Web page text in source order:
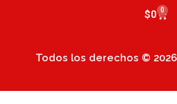
$0 0
Cart
Todos los derechos © 2026